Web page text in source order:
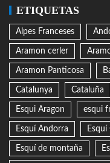
ETIQUETAS
Alpes Franceses
Aramon cerler
Aramon Panticosa
Catalunya Cataluña
Esqui Aragon esqui
Esquí Andorra Esquí
Esquí de montaña